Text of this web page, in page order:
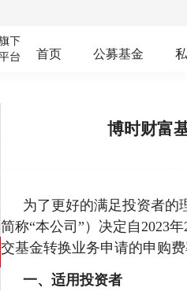
首页 公募基金
博时财富
为了更好的满足投资者的
简称“本公司”）决定自2023
交基金转换业务申请的申购
一、适用投资者